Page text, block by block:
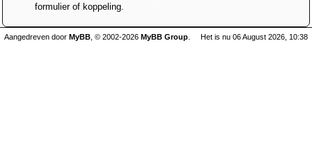
formulier of koppeling.
Het is nu 06 August 2026, 10:38
Aangedreven door MyBB , © 2002-2026 MyBB Group